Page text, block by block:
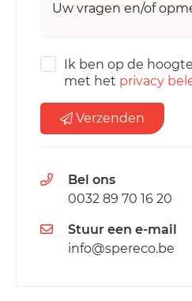
Uw vragen en/of
Ik ben op de
met het privacy
Verzenden
Bel ons
0032 89 70 16 20
Stuur een e-mail
info@spereco.be